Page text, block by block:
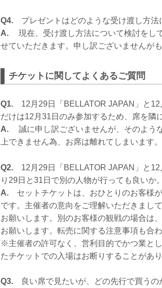
Q4. プレゼントはどのような受け渡し方法
A. 現在、受け渡し方法について検討をし
せていただきます。申し訳ございませんが
チケットに関してよくあるご質問
Q1. 12月29日「BELLATOR JAPAN」と12
だけは12月31日のみ参加するため、席を隣
A. 誠に申し訳ございませんが、そのよう
上できません為、お席は離れてしまいます。
Q2. 12月29日「BELLATOR JAPAN」と12
り29日と31日で別の人物が行っても良いか。
A. セットチケットは、おひとりのお客様
です。主催者の意向をご理解いただきまし
お願いします。別のお客様の観戦の場合は
お願いします。転売に関する注意事項も合
※主催者の許可なく、営利目的でかつ業と
たチケットでの入場はお断りすることがあり
Q3. 良い席で見たいが、どの先行で買うの